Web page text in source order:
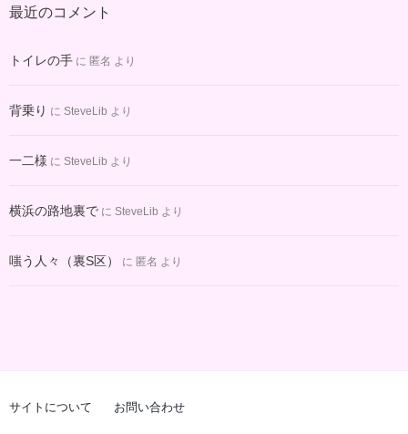
イ
最近のコメント
トイレの手 に 匿名 より
背乗り に SteveLib より
一二様 に SteveLib より
横浜の路地裏で に SteveLib より
嗤う人々（裏S区） に 匿名 より
サイトについて お問い合わせ